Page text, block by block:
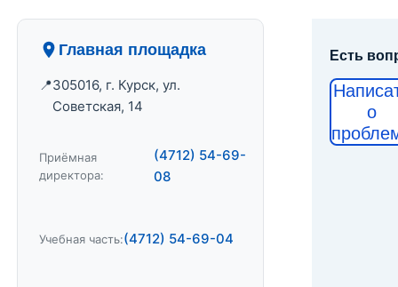
Главная площадка
305016, г. Курск, ул.
Советская, 14
Приёмная
директора:
(4712) 54-69-
08
Учебная часть:(4712) 54-69-04
Есть
о